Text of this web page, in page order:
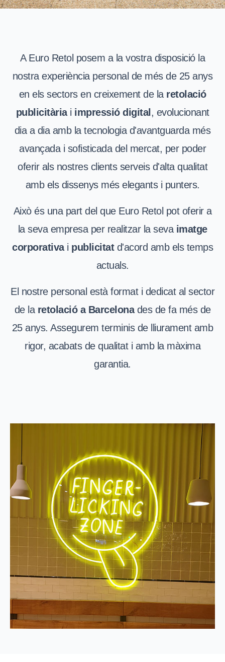
A Euro Retol posem a la vostra disposició la
nostra experiència personal de més de 25 anys
en els sectors en creixement de la retolació
publicitàriai impressió digital , evolucionant
dia a dia amb la tecnologia d'avantguarda més
avançada i sofisticada del mercat, per poder
oferir als nostres clients serveis d'alta qualitat
amb els dissenys més elegants i punters.
Això és una part del que Euro Retol pot oferir a
la seva empresa per realitzar la seva imatge
corporativai publicitatd'acord amb els temps
actuals.
El nostre personal està format i dedicat al sector
de la retolació a Barcelonades de fa més de
25 anys. Assegurem terminis de lliurament amb
rigor, acabats de qualitat i amb la màxima
garantia.